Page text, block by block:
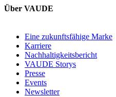
Über VAUDE
Eine zukunftsfähige Marke
Karriere
Nachhaltigkeitsbericht
VAUDE Storys
Presse
Events
Newsletter